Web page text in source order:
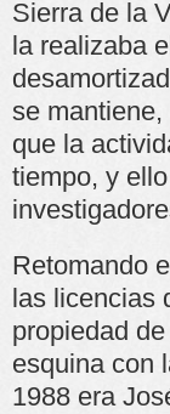
Sierra de la
la realizaba
se
que la
tiempo, y
Retomando
las licencias
propiedad
esquina con
1988 era